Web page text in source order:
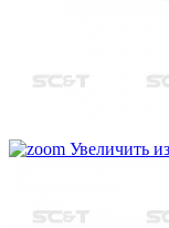
Увеличить